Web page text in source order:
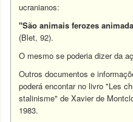
ucranianos:
"São animais ferozes
(Blet, 92).
O mesmo se poderia dizer da
Outros documentos e
poderá encontar no livro "Les
stalinisme" de Xavier de
1983.